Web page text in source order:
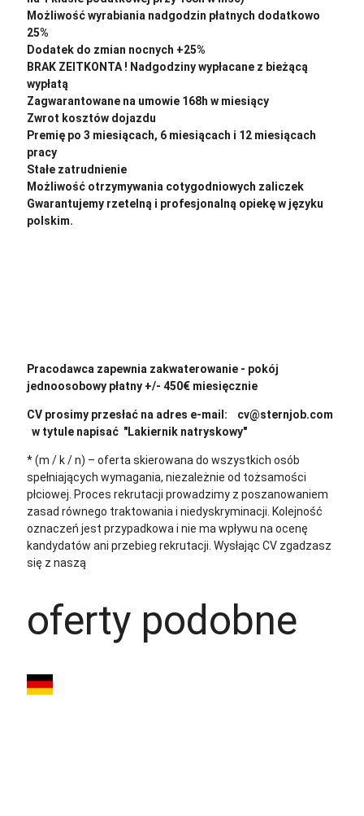
Możliwość wyrabiania nadgodzin płatnych dodatkowo
25%
Dodatek do zmian nocnych +25%
BRAK ZEITKONTA ! Nadgodziny wypłacane z bieżącą
wypłatą
Zagwarantowane na umowie 168h w miesiący
Zwrot kosztów dojazdu
Premię po 3 miesiącach, 6 miesiącach i 12 miesiącach
pracy
Stałe zatrudnienie
Możliwość otrzymywania cotygodniowych zaliczek
Gwarantujemy rzetelną i profesjonalną opiekę w języku
polskim.
Pracodawca zapewnia zakwaterowanie - pokój
jednoosobowy płatny +/- 450€ miesięcznie
CV prosimy przesłać na adres e-mail: cv@sternjob.com
w tytule napisać "Lakiernik natryskowy"
* (m / k / n) – oferta skierowana do wszystkich osób
spełniających wymagania, niezależnie od tożsamości
płciowej. Proces rekrutacji prowadzimy z poszanowaniem
zasad równego traktowania i niedyskryminacji. Kolejność
oznaczeń jest przypadkowa i nie ma wpływu na ocenę
kandydatów ani przebieg rekrutacji. Wysłając CV zgadzasz
się z naszą
oferty podobne
Lakiernik